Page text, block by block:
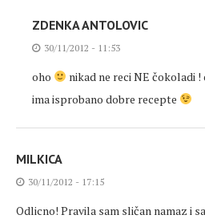
ZDENKA ANTOLOVIC
30/11/2012 - 11:53
oho
nikad ne reci NE čokoladi
ima isprobano dobre recepte
MILKICA
30/11/2012 - 17:15
Odlicno! Pravila sam sličan namaz i